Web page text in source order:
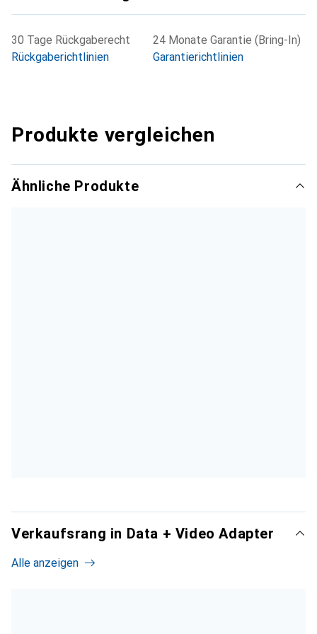
30 Tage Rückgaberecht
Rückgaberichtlinien
24 Monate Garantie (Bring-In)
Garantierichtlinien
Produkte vergleichen
Ähnliche Produkte
Verkaufsrang in Data + Video Adapter
Alle anzeigen